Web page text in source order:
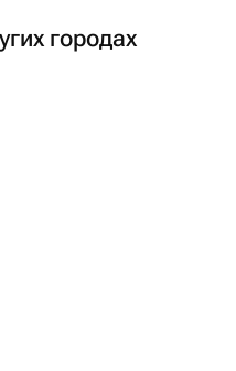
городах